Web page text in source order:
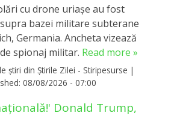
cu drone uriașe au fost
bazei militare subterane
Germania. Ancheta vizează
spionaj militar. Read more »
știri din Știrile Zilei - Stiripesurse |
08/08/2026 - 07:00
Donald Trump,